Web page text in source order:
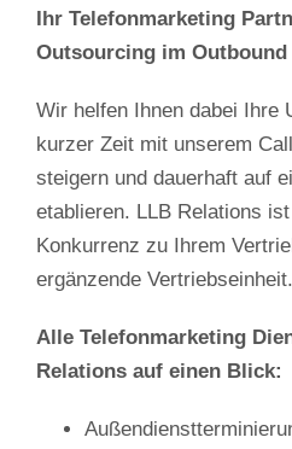
Ihr Telefonmarketing
Outsourcing im Outbound
Wir helfen Ihnen dabei Ihre
kurzer Zeit mit unserem
steigern und dauerhaft auf
etablieren. LLB Relations
Konkurrenz zu Ihrem
ergänzende Vertriebseinheit.
Alle Telefonmarketing
Relations auf einen Blick: